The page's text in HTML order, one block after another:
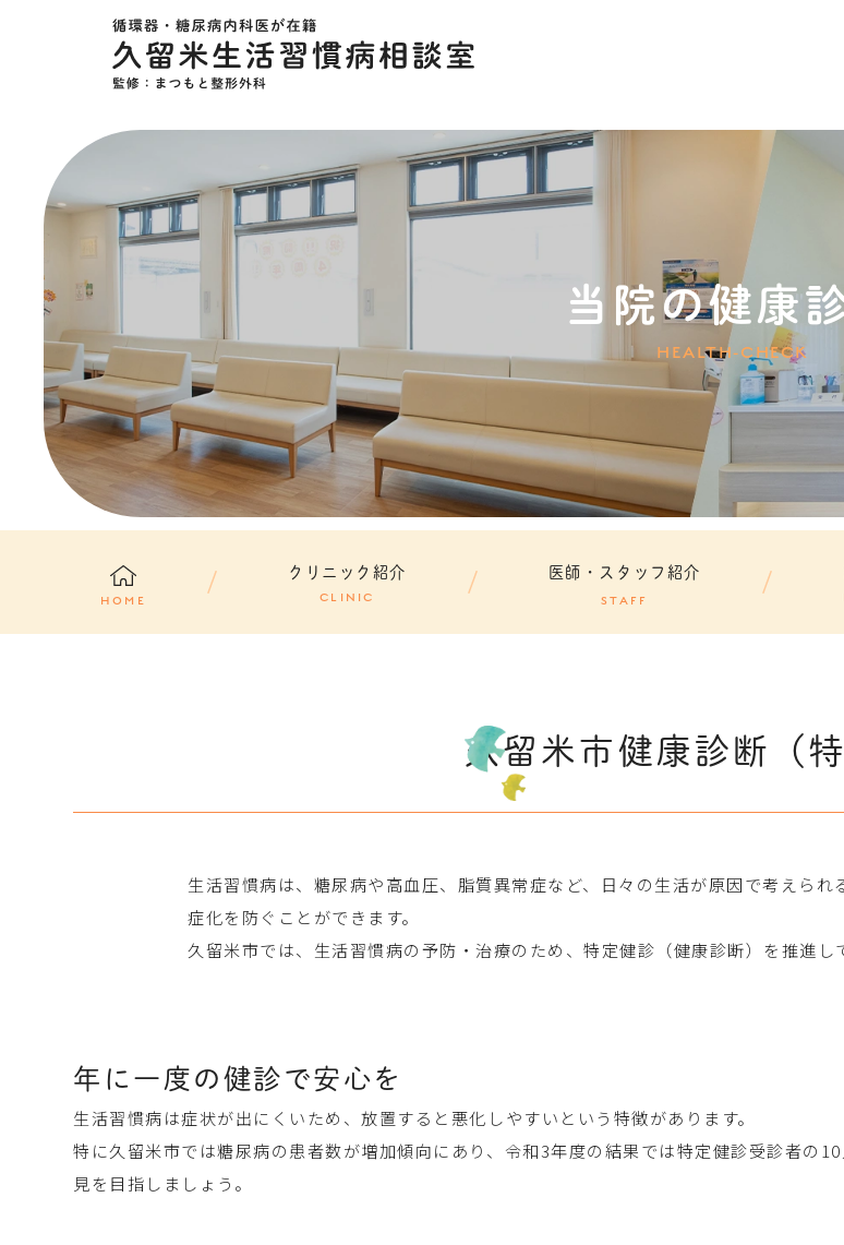
当院の健康
HEALTH-CHECK
HOME
クリニック紹介
CLINIC
医師・スタッフ紹介
STAFF
久留米市健康診断（
生活習慣病は、糖尿病や高血圧、脂質異常症など、日々の生活が原因で考えら
症化を防ぐことができます。
久留米市では、生活習慣病の予防・治療のため、特定健診（健康診断）を推進し
年に一度の健診で安心を
生活習慣病は症状が出にくいため、放置すると悪化しやすいという特徴があります。
特に久留米市では糖尿病の患者数が増加傾向にあり、令和3年度の結果では特定健診受診者の
見を目指しましょう。